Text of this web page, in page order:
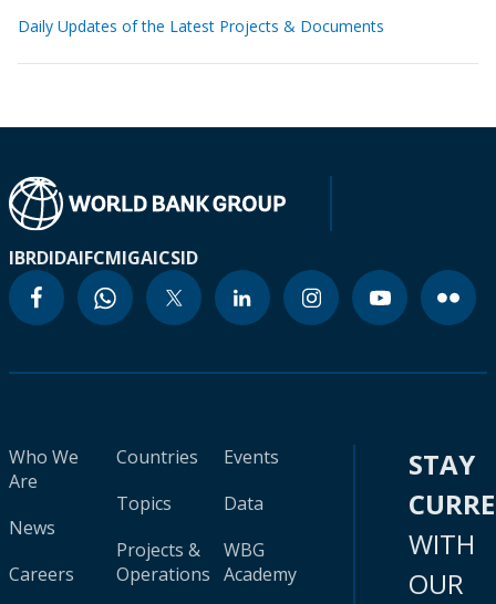
Daily Updates of the Latest Projects & Documents
IBRDIDAIFCMIGAICSID
Who We
Are
News
Careers
Countries
Topics
Projects &
Operations
Events
Data
WBG
Academy
STAY
WITH
OUR